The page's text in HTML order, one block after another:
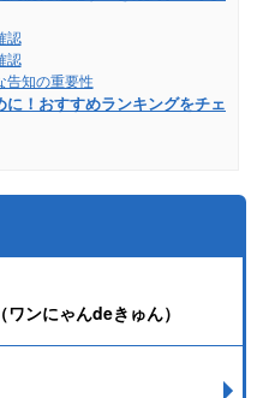
認
認
告知の重要性
！おすすめランキングをチェ
ンにゃんdeきゅん）